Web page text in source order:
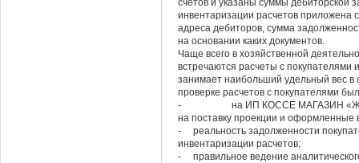
счетов и указаны суммы дебиторской
инвентаризации расчетов приложена
адреса дебиторов, сумма
на основании каких документов.
Чаще всего в хозяйственной
встречаются расчеты с покупателями
занимает наибольший удельный вес
проверке расчетов с покупателями
- на ИП КОССЕ МАГАЗИН «ЖИВЫЕ
на поставку проекции и оформленные
- реальность задолженности
инвентаризации расчетов;
- правильное ведение